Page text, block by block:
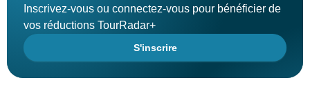
Inscrivez-vous ou connectez-vous pour bénéficier de
vos réductions TourRadar+
S'inscrire